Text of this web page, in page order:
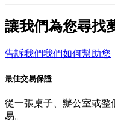
讓我們為您尋找
告訴我們我們如何幫助您
最佳交易保證
從一張桌子、辦公室或整
易。